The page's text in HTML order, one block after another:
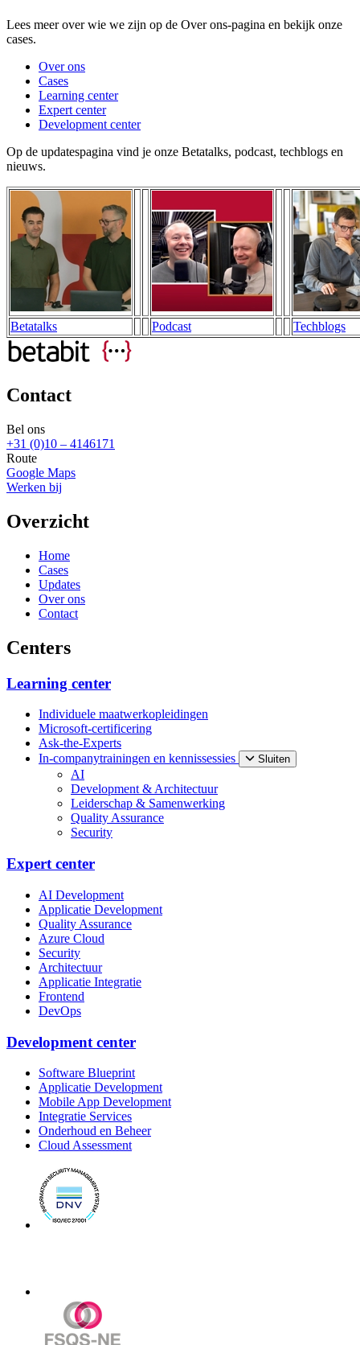
Lees meer over wie we zijn op de Over ons-pagina en bekijk onze
cases.
Over ons
Cases
Learning center
Expert center
Development center
Op de updatespagina vind je onze Betatalks, podcast, techblogs en
nieuws.
Betatalks Podcast Techblogs
Contact
Bel ons
+31 (0)10 – 4146171
Route
Google Maps
Werken bij
Overzicht
Home
Cases
Updates
Over ons
Contact
Centers
Learning center
Individuele maatwerkopleidingen
Microsoft-certificering
Ask-the-Experts
In-companytrainingen en kennissessies
Sluiten
AI
Development & Architectuur
Leiderschap & Samenwerking
Quality Assurance
Security
Expert center
AI Development
Applicatie Development
Quality Assurance
Azure Cloud
Security
Architectuur
Applicatie Integratie
Frontend
DevOps
Development center
Software Blueprint
Applicatie Development
Mobile App Development
Integratie Services
Onderhoud en Beheer
Cloud Assessment